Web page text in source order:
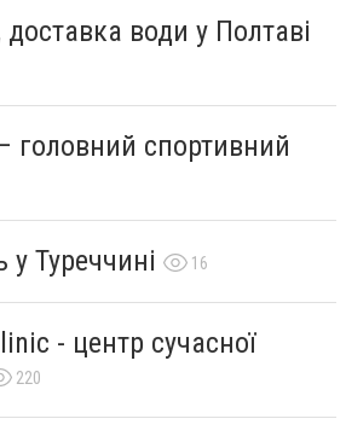
доставка води у Полтаві
головний спортивний
у Туреччині 16
- центр сучасної
220